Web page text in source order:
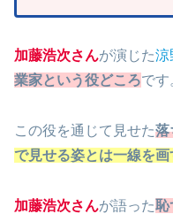
加藤浩次さんが演じた涼
業家という役どころです
この役を通じて見せた落
で見せる姿とは一線を
加藤浩次さんが語った恥